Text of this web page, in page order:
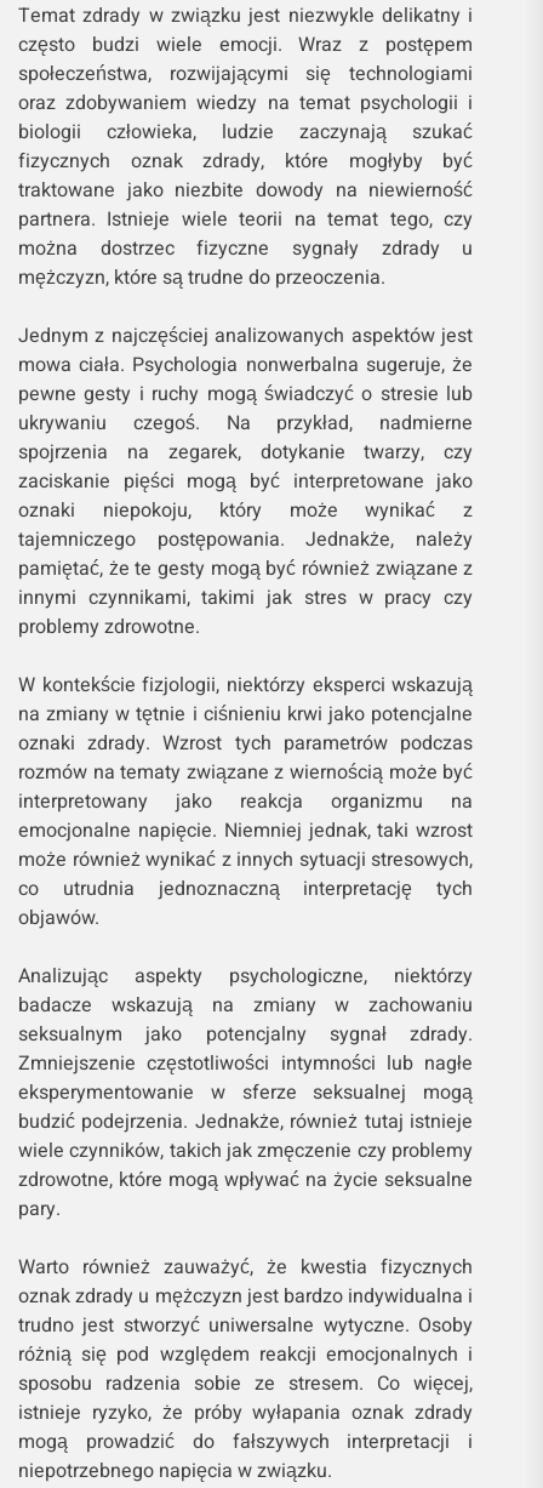
Temat zdrady w związku jest niezwykle delikatny i
często budzi wiele emocji. Wraz z postępem
społeczeństwa, rozwijającymi się technologiami
oraz zdobywaniem wiedzy na temat psychologii i
biologii człowieka, ludzie zaczynają szukać
fizycznych oznak zdrady, które mogłyby być
traktowane jako niezbite dowody na niewierność
partnera. Istnieje wiele teorii na temat tego, czy
można dostrzec fizyczne sygnały zdrady u
mężczyzn, które są trudne do przeoczenia.
Jednym z najczęściej analizowanych aspektów jest
mowa ciała. Psychologia nonwerbalna sugeruje, że
pewne gesty i ruchy mogą świadczyć o stresie lub
ukrywaniu czegoś. Na przykład, nadmierne
spojrzenia na zegarek, dotykanie twarzy, czy
zaciskanie pięści mogą być interpretowane jako
oznaki niepokoju, który może wynikać z
tajemniczego postępowania. Jednakże, należy
pamiętać, że te gesty mogą być również związane z
innymi czynnikami, takimi jak stres w pracy czy
problemy zdrowotne.
W kontekście fizjologii, niektórzy eksperci wskazują
na zmiany w tętnie i ciśnieniu krwi jako potencjalne
oznaki zdrady. Wzrost tych parametrów podczas
rozmów na tematy związane z wiernością może być
interpretowany jako reakcja organizmu na
emocjonalne napięcie. Niemniej jednak, taki wzrost
może również wynikać z innych sytuacji stresowych,
co utrudnia jednoznaczną interpretację tych
objawów.
Analizując aspekty psychologiczne, niektórzy
badacze wskazują na zmiany w zachowaniu
seksualnym jako potencjalny sygnał zdrady.
Zmniejszenie częstotliwości intymności lub nagłe
eksperymentowanie w sferze seksualnej mogą
budzić podejrzenia. Jednakże, również tutaj istnieje
wiele czynników, takich jak zmęczenie czy problemy
zdrowotne, które mogą wpływać na życie seksualne
pary.
Warto również zauważyć, że kwestia fizycznych
oznak zdrady u mężczyzn jest bardzo indywidualna i
trudno jest stworzyć uniwersalne wytyczne. Osoby
różnią się pod względem reakcji emocjonalnych i
sposobu radzenia sobie ze stresem. Co więcej,
istnieje ryzyko, że próby wyłapania oznak zdrady
mogą prowadzić do fałszywych interpretacji i
niepotrzebnego napięcia w związku.